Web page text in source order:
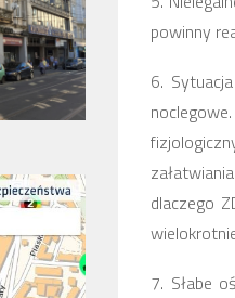
powinny
6.
dlaczego
7. Słabe